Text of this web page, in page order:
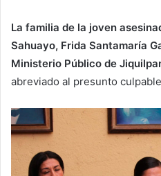
La familia de la joven
Sahuayo, Frida Santamaría
Ministerio Público de
abreviado al presunto